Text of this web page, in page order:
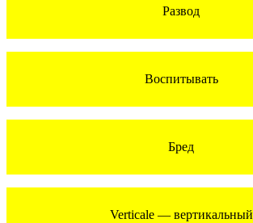
Развод
Воспитывать
Бред
Verticale — вертикальный